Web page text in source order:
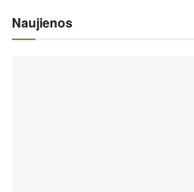
Naujienos